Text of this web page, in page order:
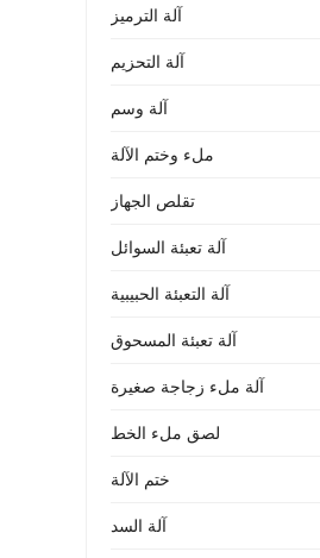
آلة الترميز
آلة التحزيم
آلة وسم
ملء وختم الآلة
تقلص الجهاز
آلة تعبئة السوائل
آلة التعبئة الحبيبية
آلة تعبئة المسحوق
آلة ملء زجاجة صغيرة
لصق ملء الخط
ختم الآلة
آلة السد